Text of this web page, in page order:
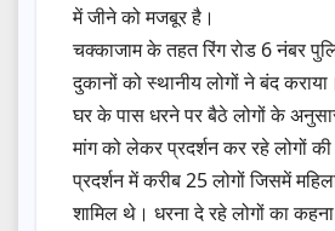
में जीने को मजबूर है।
चक्काजाम के तहत रिंग रोड 6 नंबर
दुकानों को स्थानीय लोगों ने बंद
घर के पास धरने पर बैठे लोगों के
मांग को लेकर प्रदर्शन कर रहे लोगों की
प्रदर्शन में करीब 25 लोगों जिसमें
शामिल थे। धरना दे रहे लोगों का